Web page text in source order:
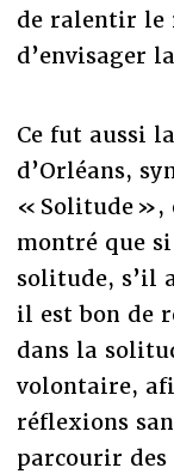
de ralentir le
d’envisager
Ce fut aussi
d’Orléans,
« Solitude »,
montré que
solitude, s’il
il est bon de
dans la
volontaire,
réflexions
parcourir des